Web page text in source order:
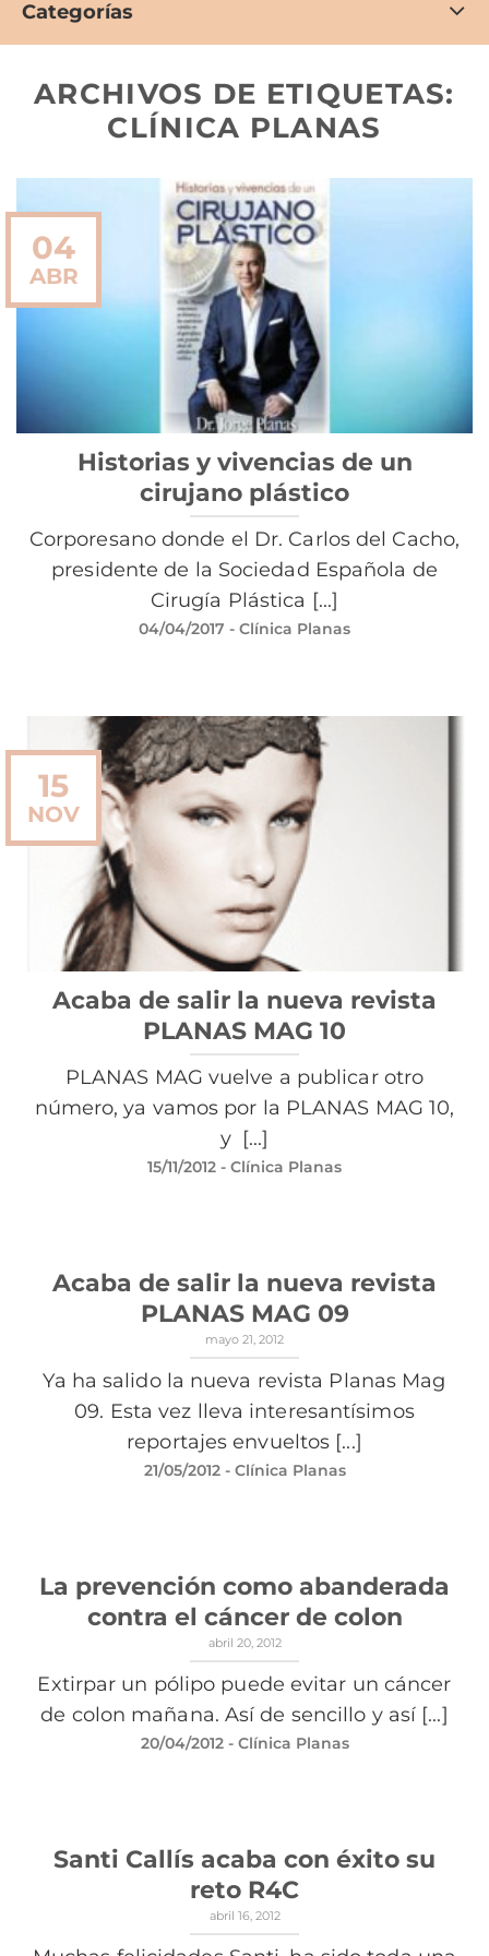
Categorías
ARCHIVOS DE ETIQUETAS:
CLÍNICA PLANAS
Historias y vivencias de un
cirujano plástico
Corporesano donde el Dr. Carlos del Cacho,
presidente de la Sociedad Española de
Cirugía Plástica [...]
04/04/2017 - Clínica Planas
04
ABR
Acaba de salir la nueva revista
PLANAS MAG 10
PLANAS MAG vuelve a publicar otro
número, ya vamos por la PLANAS MAG 10,
y [...]
15/11/2012 - Clínica Planas
15
NOV
Acaba de salir la nueva revista
PLANAS MAG 09
mayo 21, 2012
Ya ha salido la nueva revista Planas Mag
09. Esta vez lleva interesantísimos
reportajes envueltos [...]
21/05/2012- Clínica Planas
La prevención como abanderada
contra el cáncer de colon
abril 20, 2012
Extirpar un pólipo puede evitar un cáncer
de colon mañana. Así de sencillo y así [...]
20/04/2012- Clínica Planas
Santi Callís acaba con éxito su
reto R4C
abril 16, 2012